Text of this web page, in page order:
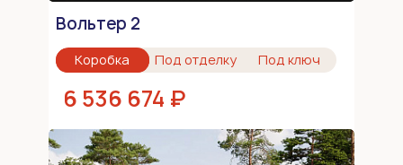
Вольтер 2
Коробка Под отделку Под ключ
6 536 674 ₽